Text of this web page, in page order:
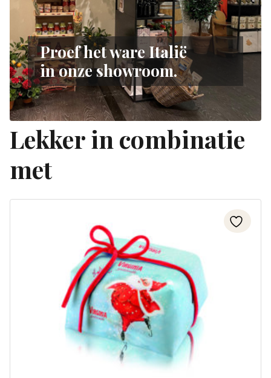
Proef het ware Italië
in onze showroom.
Lekker in combinatie
met